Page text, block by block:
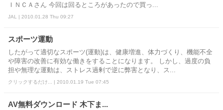
ＩＮＣＡさん 今回は回るところがあったので買っ...
JAL | 2010.01.28 Thu 09:27
スポーツ運動
したがって適切なスポーツ(運動)は、健康増進、体力づくり、機能不全
や障害の改善に有効な働きをすることになります。 しかし、過度の負
担や無理な運動は、ストレス過剰で逆に弊害となり、ス...
クリックするだけ... | 2010.01.19 Tue 07:45
AV無料ダウンロード 木下ま...